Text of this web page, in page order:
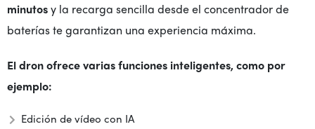
minutosy la recarga sencilla desde el concentrador de
baterías te garantizan una experiencia máxima.
El dron ofrece varias funciones inteligentes, como por
ejemplo:
Edición de vídeo con IA